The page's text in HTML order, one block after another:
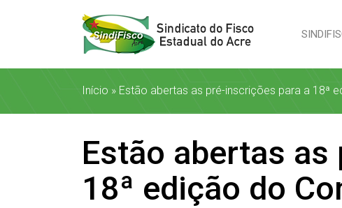
Início » Estão abertas as pré-inscrições para a 18ª
Estão abertas
18ª edição do